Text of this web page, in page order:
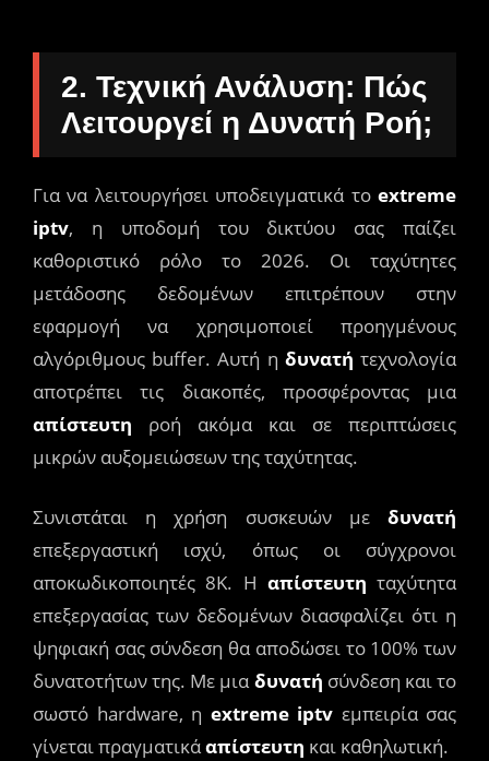
2. Τεχνική Ανάλυση: Πώς
Λειτουργεί η Δυνατή Ροή;
Για να λειτουργήσει υποδειγματικά το extreme
iptv, η υποδομή του δικτύου σας παίζει
καθοριστικό ρόλο το 2026. Οι ταχύτητες
μετάδοσης δεδομένων επιτρέπουν στην
εφαρμογή να χρησιμοποιεί προηγμένους
αλγόριθμους buffer. Αυτή η δυνατή τεχνολογία
αποτρέπει τις διακοπές, προσφέροντας μια
απίστευτη ροή ακόμα και σε περιπτώσεις
μικρών αυξομειώσεων της ταχύτητας.
Συνιστάται η χρήση συσκευών με δυνατή
επεξεργαστική ισχύ, όπως οι σύγχρονοι
αποκωδικοποιητές 8K. Η απίστευτη ταχύτητα
επεξεργασίας των δεδομένων διασφαλίζει ότι η
ψηφιακή σας σύνδεση θα αποδώσει το 100% των
δυνατοτήτων της. Με μιαδυνατή σύνδεση και το
σωστό hardware, η extreme iptv εμπειρία σας
γίνεται πραγματικάαπίστευτη και καθηλωτική.